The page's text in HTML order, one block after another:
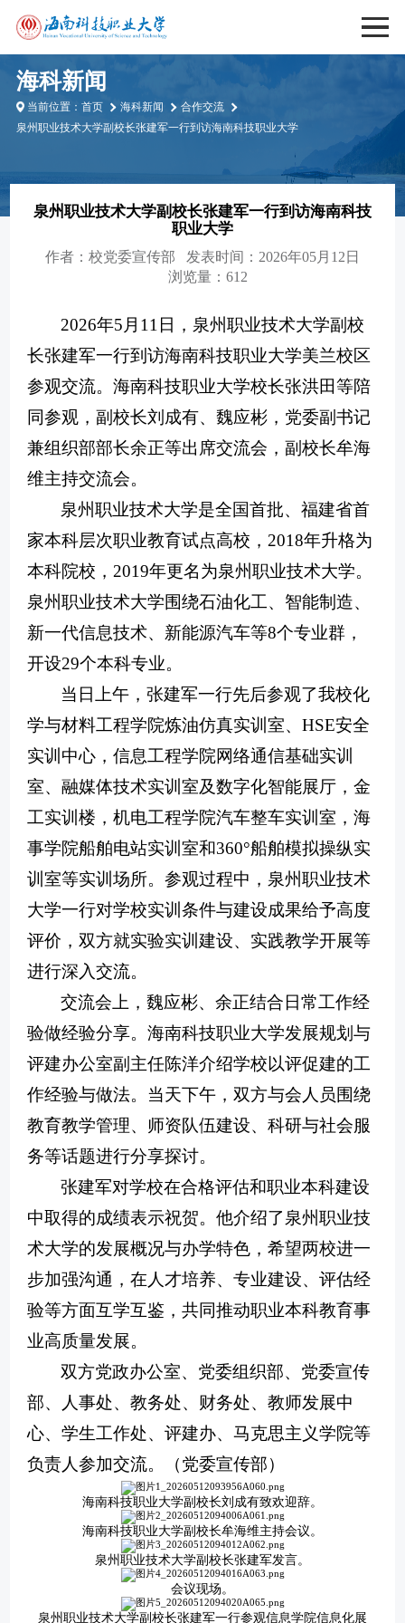
海科新闻
当前位置：首页 海科新闻
合作交流
泉州职业技术大学副校长张建军一行到访海南科技职业大学
泉州职业技术大学副校长张建军一行到访海南科技
职业大学
作者：校党委宣传部
发表时间：2026年05月12日
浏览量：612
2026年5月11日，泉州职业技术大学副校
长张建军一行到访海南科技职业大学美兰校区
参观交流。海南科技职业大学校长张洪田等陪
同参观，副校长刘成有、魏应彬，党委副书记
兼组织部部长余正等出席交流会，副校长牟海
维主持交流会。
泉州职业技术大学是全国首批、福建省首
家本科层次职业教育试点高校 ， 2018年升格为
本科院校 ， 2019年更名为泉州职业技术大学。
泉州职业技术大学围绕石油化工、智能制造、
新一代信息技术、新能源汽车等8个专业群，
开设29个本科专业。
当日上午，张建军一行先后参观了我校化
学与材料工程学院炼油仿真实训室、HSE安全
实训中心，信息工程学院网络通信基础实训
室、融媒体技术实训室及数字化智能展厅，金
工实训楼，机电工程学院汽车整车实训室，海
事学院船舶电站实训室和360°船舶模拟操纵实
训室等实训场所。参观过程中，泉州职业技术
大学一行对学校实训条件与建设成果给予高度
评价 ， 双方就实验实训建设、实践教学开展等
进行深入交流。
交流会上，魏应彬、余正结合日常工作经
验做经验分享。海南科技职业大学发展规划与
评建办公室副主任陈洋介绍学校以评促建的工
作经验与做法。 当天下午， 双方与会人员围绕
教育教学管理、师资队伍建设、科研与社会服
务等话题进行分享探讨。
张建军对学校在合格评估和职业本科建设
中取得的成绩表示祝贺。他介绍了泉州职业技
术大学的发展概况与办学特色，希望两校进一
步加强沟通，在人才培养、专业建设、评估经
验等方面互学互鉴，共同推动职业本科教育事
业高质量发展。
双方党政办公室、党委组织部、党委宣传
部、人事处、教务处、财务处、教师发展中
心、学生工作处、评建办、马克思主义学院等
负责人参加交流。 （党委宣传部）
海南科技职业大学副校长刘成有致欢迎辞。
海南科技职业大学副校长牟海维主持会议。
泉州职业技术大学副校长张建军发言。
会议现场。
泉州职业技术大学副校长张建军一行参观信息学院信息化展